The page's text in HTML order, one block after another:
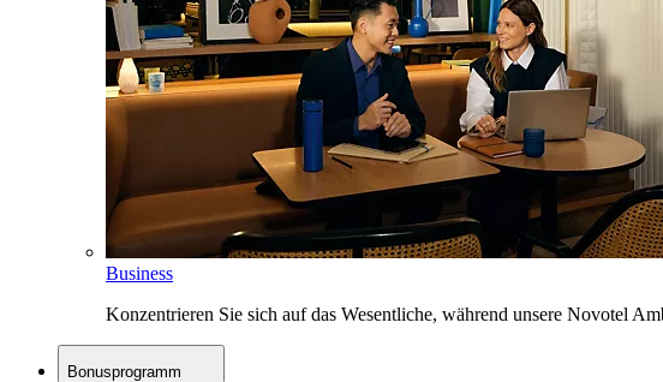
Business
Konzentrieren Sie sich auf das Wesentliche, während unsere Novotel
Bonusprogramm